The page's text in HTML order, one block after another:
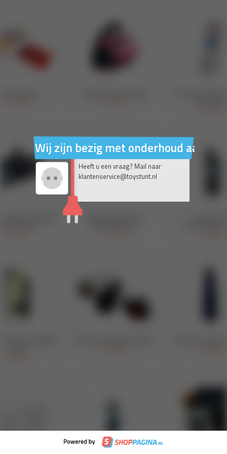
Wij zijn bezig met onderhoud aan
Heeft u een vraag? Mail naar
klantenservice@toystunt.nl